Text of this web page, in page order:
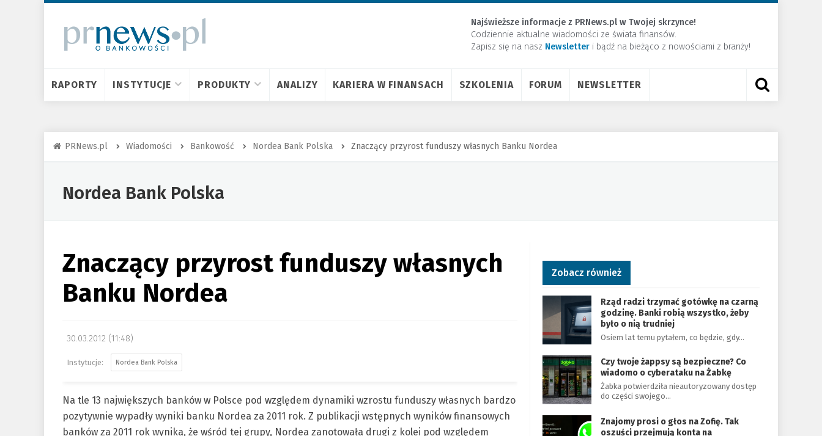
Najświeższe informacje z PRNews.pl w Twojej skrzynce!
Codziennie aktualne wiadomości ze świata finansów.
Zapisz się na nasz Newsletter ​i bądź na bieżąco z nowościami z branży!
RAPORTY INSTYTUCJE PRODUKTY ANALIZY KARIERA W FINANSACH SZKOLENIA FORUM NEWSLETTER
PRNews.pl Wiadomości Bankowość Nordea Bank Polska Znaczący przyrost funduszy własnych Banku Nordea
Nordea Bank Polska
Znaczący przyrost funduszy własnych
Banku Nordea
30.03.2012 (11:48)
Nordea Bank Polska
Na tle 13 największych banków w Polsce pod względem dynamiki wzrostu funduszy własnych bardzo
pozytywnie wypadły wyniki banku Nordea za 2011 rok. Z publikacji wstępnych wyników finansowych
banków za 2011 rok wynika, że wśród tej grupy, Nordea zanotowała drugi z kolei pod względem
Zobacz również
Rząd radzi trzymać gotówkę na czarną
godzinę. Banki robią wszystko, żeby
było o nią trudniej
Osiem lat temu pytałem, co będzie, gdy…
Czy twoje żappsy są bezpieczne? Co
wiadomo o cyberataku na Żabkę
Żabka potwierdziła nieautoryzowany dostęp
do części swojego…
Znajomy prosi o głos na Zofię. Tak
oszuści przejmują konta na